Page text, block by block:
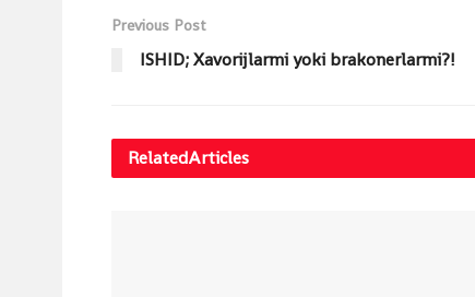
Previous Post
ISHID; Xavorijlarmi yoki brakonerlarmi?!
RelatedArticles